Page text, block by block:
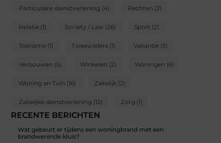
Particuliere dienstverlening (4) Rechten (2)
Relatie (1) Society / Law (26) Sport (2)
Toerisme (1) Tweewielers (1) Vakantie (5)
Verbouwen (5) Winkelen (2) Woningen (6)
Woning en Tuin (16) Zakelijk (2)
Zakelijke dienstverlening (12) Zorg (1)
RECENTE BERICHTEN
Wat gebeurt er tijdens een woningbrand met een
brandwerende kluis?